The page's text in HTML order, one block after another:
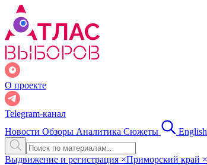
О проекте
Telegram-канал
Новости Обзоры Аналитика Сюжеты English
Выдвижение и регистрация ×Приморский край ×